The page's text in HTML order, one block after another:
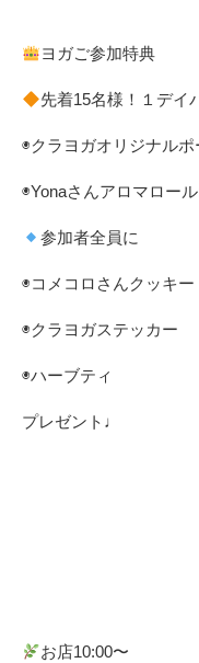
ヨガご参加特典
先着15名様！１デイ
◉クラヨガオリジナルポ
◉Yonaさんアロマロー
参加者全員に
◉コメコロさんクッキー
◉クラヨガステッカー
◉ハーブティ
プレゼント♩
お店10:00〜 ⁡